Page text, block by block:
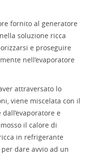
fornito al generatore
soluzione ricca
e proseguire
nell’evaporatore
attraversato lo
viene miscelata con il
e
il calore di
in refrigerante
dare avvio ad un